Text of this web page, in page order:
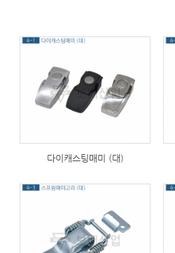
258
다이캐스팅매미 (대)